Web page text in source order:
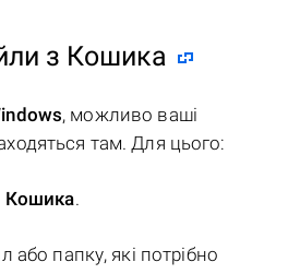
з Кошика
, можливо ваші
там. Для цього:
Кошика.
або папку, які потрібно